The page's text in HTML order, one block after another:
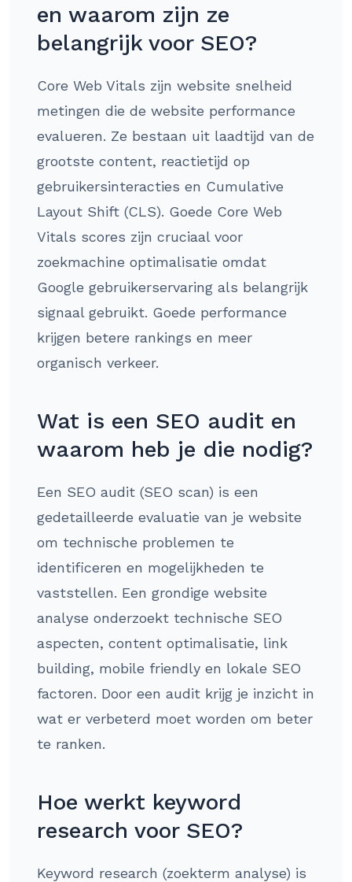
en waarom zijn ze
belangrijk voor SEO?
Core Web Vitals zijn website snelheid
metingen die de website performance
evalueren. Ze bestaan uit laadtijd van de
grootste content, reactietijd op
gebruikersinteracties en Cumulative
Layout Shift (CLS). Goede Core Web
Vitals scores zijn cruciaal voor
zoekmachine optimalisatie omdat
Google gebruikerservaring als belangrijk
signaal gebruikt. Goede performance
krijgen betere rankings en meer
organisch verkeer.
Wat is een SEO audit en
waarom heb je die nodig?
Een SEO audit (SEO scan) is een
gedetailleerde evaluatie van je website
om technische problemen te
identificeren en mogelijkheden te
vaststellen. Een grondige website
analyse onderzoekt technische SEO
aspecten, content optimalisatie, link
building, mobile friendly en lokale SEO
factoren. Door een audit krijg je inzicht in
wat er verbeterd moet worden om beter
te ranken.
Hoe werkt keyword
research voor SEO?
Keyword research (zoekterm analyse) is